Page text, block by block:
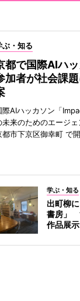
ぶ・知る
都で国際AIハ
加者が社会課
際AIハッカソン「
未来のためのエージェ
都市下京区御幸町 で開
学ぶ・知る
出町柳
書房」
作品展